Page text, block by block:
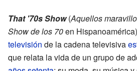
That '70s Show(Aquellos
Show de los 70en
televisión de la cadena televisiva
que relata la vida de un grupo de